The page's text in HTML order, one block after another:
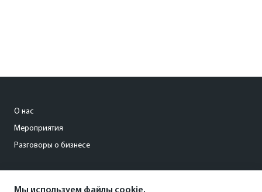
О нас
Мероприятия
Разговоры о бизнесе